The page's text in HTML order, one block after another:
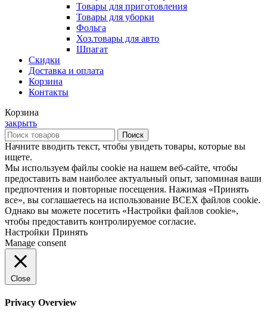
Товары для приготовления
Товары для уборки
Фольга
Хоз.товары для авто
Шпагат
Скидки
Доставка и оплата
Корзина
Контакты
Корзина
закрыть
Поиск
Начните вводить текст, чтобы увидеть товары, которые вы
ищете.
Мы используем файлы cookie на нашем веб-сайте, чтобы
предоставить вам наиболее актуальный опыт, запоминая ваши
предпочтения и повторные посещения. Нажимая «Принять
все», вы соглашаетесь на использование ВСЕХ файлов cookie.
Однако вы можете посетить «Настройки файлов cookie»,
чтобы предоставить контролируемое согласие.
Настройки Принять
Manage consent
Close
Privacy Overview